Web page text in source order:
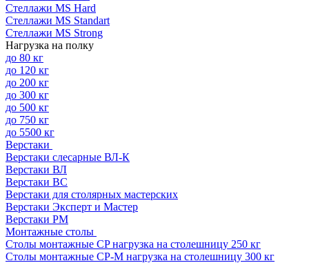
Стеллажи MS Hard
Стеллажи MS Standart
Стеллажи MS Strong
Нагрузка на полку
до 80 кг
до 120 кг
до 200 кг
до 300 кг
до 500 кг
до 750 кг
до 5500 кг
Верстаки
Верстаки слесарные ВЛ-К
Верстаки ВЛ
Верстаки ВС
Верстаки для столярных мастерских
Верстаки Эксперт и Мастер
Верстаки РМ
Монтажные столы
Столы монтажные СP нагрузка на столешницу 250 кг
Столы монтажные СР-М нагрузка на столешницу 300 кг